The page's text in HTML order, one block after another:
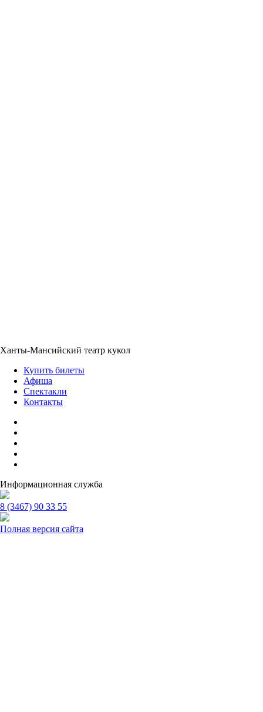
Ханты-Мансийский театр кукол
Купить билеты
Афиша
Спектакли
Контакты
Информационная служба
8 (3467) 90 33 55
Полная версия сайта